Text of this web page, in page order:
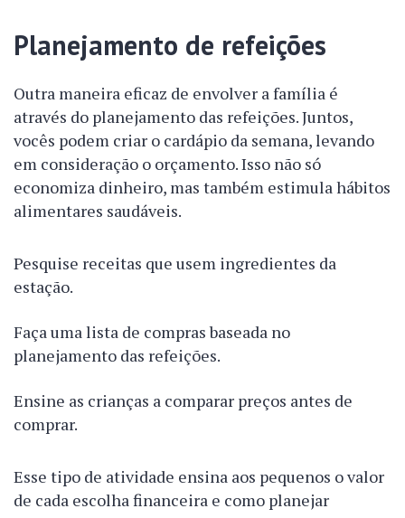
Planejamento de refeições
Outra maneira eficaz de envolver a família é
através do planejamento das refeições. Juntos,
vocês podem criar o cardápio da semana, levando
em consideração o orçamento. Isso não só
economiza dinheiro, mas também estimula hábitos
alimentares saudáveis.
Pesquise receitas que usem ingredientes da
estação.
Faça uma lista de compras baseada no
planejamento das refeições.
Ensine as crianças a comparar preços antes de
comprar.
Esse tipo de atividade ensina aos pequenos o valor
de cada escolha financeira e como planejar